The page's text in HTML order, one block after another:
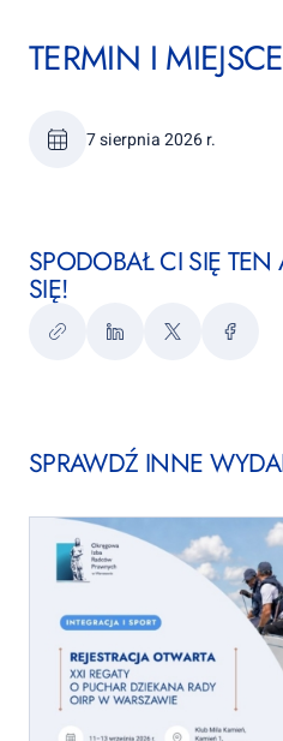
TERMIN I
7 sierpnia 2026 r.
SPODOBAŁ CI SIĘ TEN
SIĘ!
KopiujLinkedInTwitter
SPRAWDŹ INNE